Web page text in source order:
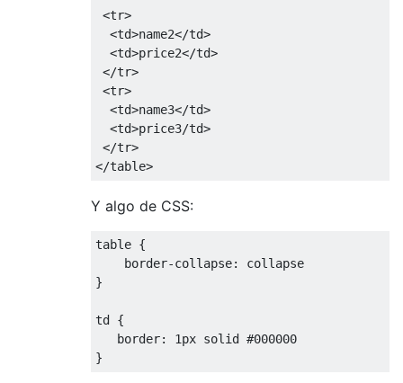
<tr>
<td>name2</td>
<td>price2</td>
</tr>
<tr>
<td>name3</td>
<td>price3/td>
</tr>
</table>
Y algo de CSS:
table {
    border
-collapse:
}
td {
   border
: 1px solid #000000
}